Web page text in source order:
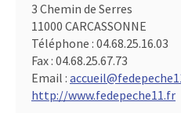
3 Chemin de Serres
11000 CARCASSONNE
Téléphone : 04.68.25.16.03
Fax : 04.68.25.67.73
Email :
http://www.fedepeche11.fr